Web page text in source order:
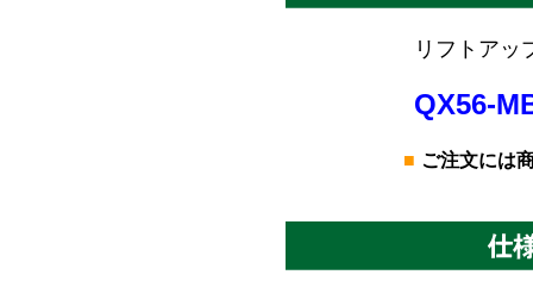
リフトアッ
QX56-
■ ご注文には